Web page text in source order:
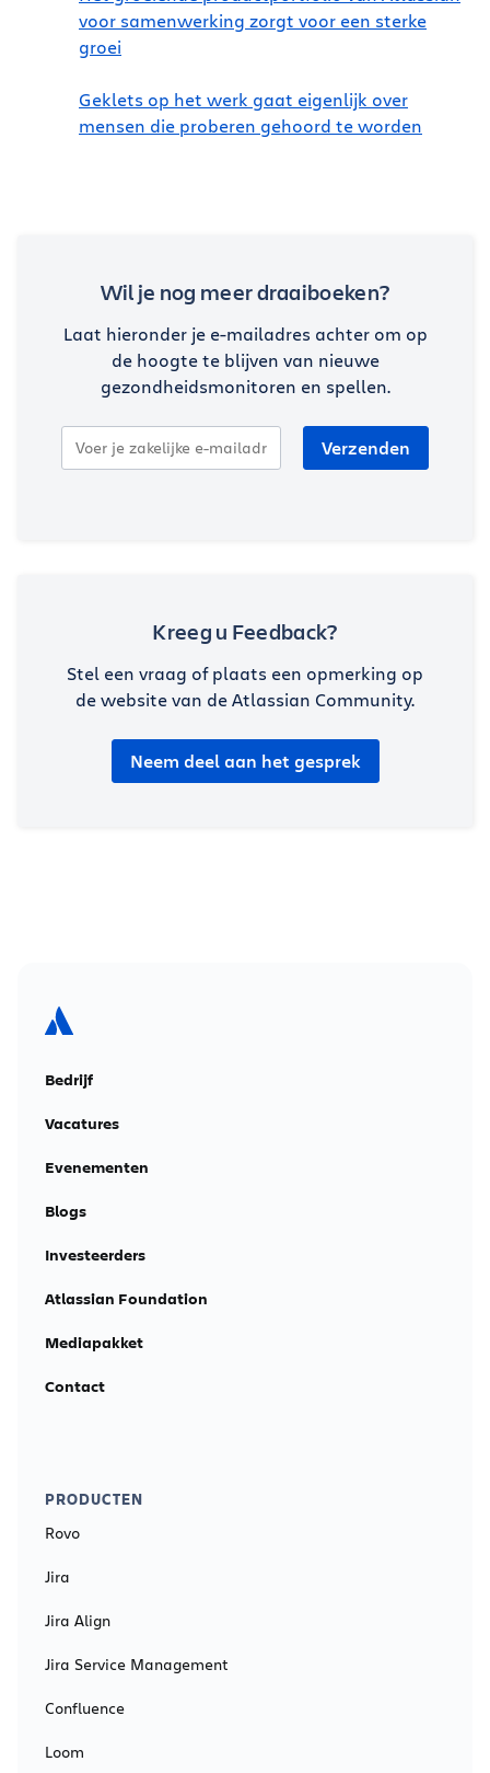
voor samenwerking zorgt voor een sterke
groei
Geklets op het werk gaat eigenlijk over
mensen die proberen gehoord te worden
Wil je nog meer draaiboeken?
Laat hieronder je e-mailadres achter om op
de hoogte te blijven van nieuwe
gezondheidsmonitoren en spellen.
Kreeg u Feedback?
Stel een vraag of plaats een opmerking op
de website van de Atlassian Community.
Neem deel aan het gesprek
Bedrijf
Vacatures
Evenementen
Blogs
Investeerders
Atlassian Foundation
Mediapakket
Contact
PRODUCTEN
Rovo
Jira
Jira Align
Jira Service Management
Confluence
Loom